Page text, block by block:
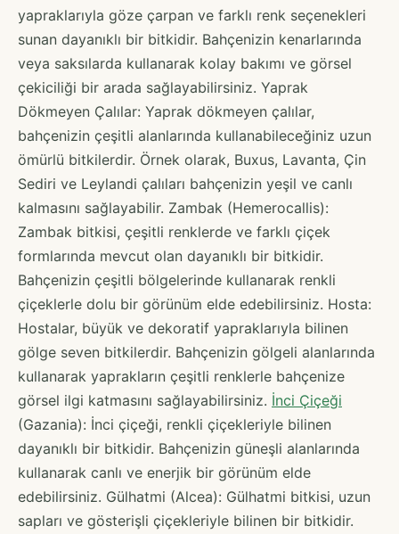
yapraklarıyla göze çarpan ve farklı renk seçenekleri
sunan dayanıklı bir bitkidir. Bahçenizin kenarlarında
veya saksılarda kullanarak kolay bakımı ve görsel
çekiciliği bir arada sağlayabilirsiniz. Yaprak
Dökmeyen Çalılar: Yaprak dökmeyen çalılar,
bahçenizin çeşitli alanlarında kullanabileceğiniz uzun
ömürlü bitkilerdir. Örnek olarak, Buxus, Lavanta, Çin
Sediri ve Leylandi çalıları bahçenizin yeşil ve canlı
kalmasını sağlayabilir. Zambak (Hemerocallis):
Zambak bitkisi, çeşitli renklerde ve farklı çiçek
formlarında mevcut olan dayanıklı bir bitkidir.
Bahçenizin çeşitli bölgelerinde kullanarak renkli
çiçeklerle dolu bir görünüm elde edebilirsiniz. Hosta:
Hostalar, büyük ve dekoratif yapraklarıyla bilinen
gölge seven bitkilerdir. Bahçenizin gölgeli alanlarında
kullanarak yaprakların çeşitli renklerle bahçenize
görsel ilgi katmasını sağlayabilirsiniz. İnci Çiçeği
(Gazania): İnci çiçeği, renkli çiçekleriyle bilinen
dayanıklı bir bitkidir. Bahçenizin güneşli alanlarında
kullanarak canlı ve enerjik bir görünüm elde
edebilirsiniz. Gülhatmi (Alcea): Gülhatmi bitkisi, uzun
sapları ve gösterişli çiçekleriyle bilinen bir bitkidir.